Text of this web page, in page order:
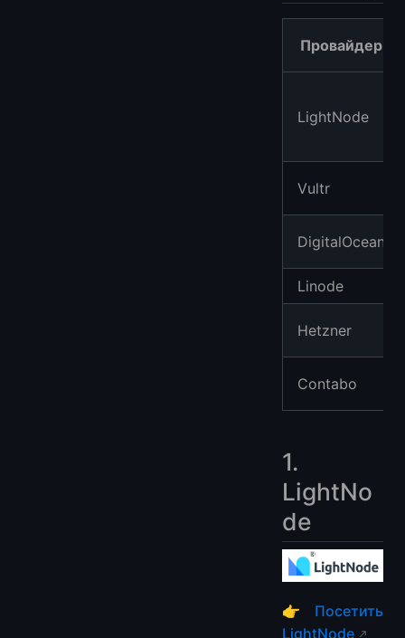
Провайдер
LightNode
Vultr
DigitalOcean
Linode
Hetzner
Contabo
1.
LightNo
de
👉 Посетить
LightNode